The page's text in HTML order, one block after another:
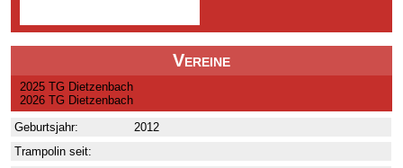
Vereine
2025 TG Dietzenbach
2026 TG Dietzenbach
Geburtsjahr:
2012
Trampolin seit: